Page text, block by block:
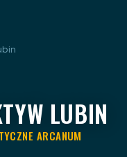
LUBIN
ARCANUM